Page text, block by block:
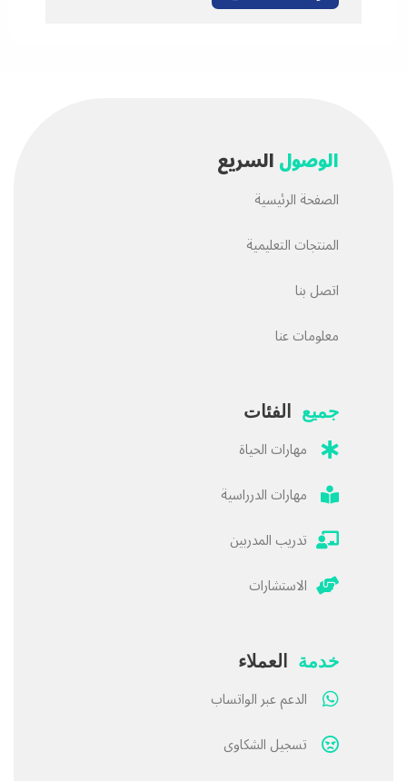
الوصولالسريع
الصفحة الرئيسية
المنتجات التعليمية
اتصل بنا
معلومات عنا
جميع الفئات
مهارات الحياة
مهارات الدرراسية
تدريب المدربين
الاستشارات
خدمة العملاء
الدعم عبر الواتساب
تسجيل الشكاوى